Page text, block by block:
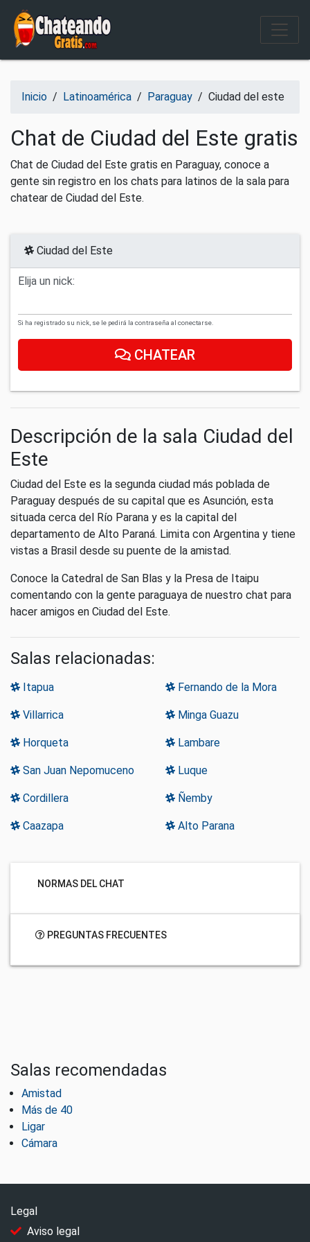
Salir del contenido
Inicio / Latinoamérica / Paraguay / Ciudad del este
Chat de Ciudad del Este gratis
Chat de Ciudad del Este gratis en Paraguay, conoce a
gente sin registro en los chats para latinos de la sala para
chatear de Ciudad del Este.
Ciudad del Este
Elija un nick:
Si ha registrado su nick, se le pedirá la contraseña al conectarse.
CHATEAR
Descripción de la sala Ciudad del
Este
Ciudad del Este es la segunda ciudad más poblada de
Paraguay después de su capital que es Asunción, esta
situada cerca del Río Parana y es la capital del
departamento de Alto Paraná. Limita con Argentina y tiene
vistas a Brasil desde su puente de la amistad.
Conoce la Catedral de San Blas y la Presa de Itaipu
comentando con la gente paraguaya de nuestro chat para
hacer amigos en Ciudad del Este.
Salas relacionadas:
Itapua Fernando de la Mora
Villarrica Minga Guazu
Horqueta Lambare
San Juan Nepomuceno Luque
Cordillera Ñemby
Caazapa Alto Parana
NORMAS DEL CHAT
PREGUNTAS FRECUENTES
Salas recomendadas
Amistad
Más de 40
Ligar
Cámara
Legal
Aviso legal